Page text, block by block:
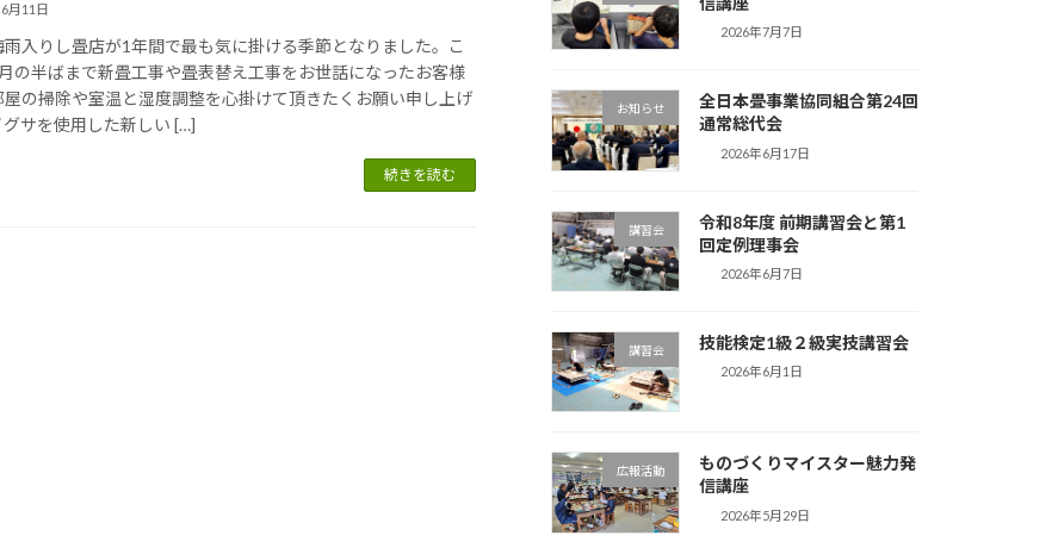
月11日
雨入りし畳店が1年間で最も気に掛ける季節となりました。こ
の半ばまで新畳工事や畳表替え工事をお世話になったお客様
屋の掃除や室温と湿度調整を心掛けて頂きたくお願い申し上げ
グサを使用した新しい […]
続きを読む
2026年7月7日
お知らせ
全日本畳事業協同組合第24回
通常総代会
2026年6月17日
講習会
令和8年度 前期講習会と第1
回定例理事会
2026年6月7日
講習会 技能検定1級２級実技講習会
2026年6月1日
広報活動
ものづくりマイスター魅力発
信講座
2026年5月29日